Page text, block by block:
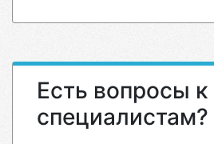
Есть вопросы к
специалистам?